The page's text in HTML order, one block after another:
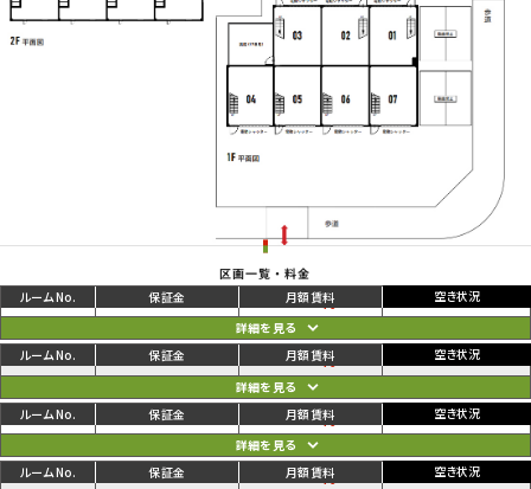
区画一覧・料金
01 82,500円 88,000円 ご利用中
02 80,300円 85,800円 ご利用中
03 85,800円 91,300円 ご利用中
04 79,200円 84,700円 ご利用中